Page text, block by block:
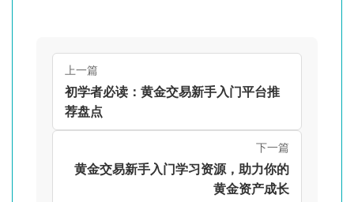
上一篇
初学者必读：黄金交易新手入门平台推
荐盘点
下一篇
黄金交易新手入门学习资源，助力你的
黄金资产成长